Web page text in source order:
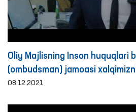
Oliy Majlisning Inson huquqlari
(ombudsman) jamoasi
Respublikasi
08.12.2021